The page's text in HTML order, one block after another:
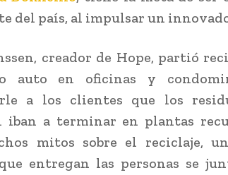
del país, al impulsar un
creador de Hope, partió
auto en oficinas y
a los clientes que los
iban a terminar en plantas
mitos sobre el reciclaje,
entregan las personas se